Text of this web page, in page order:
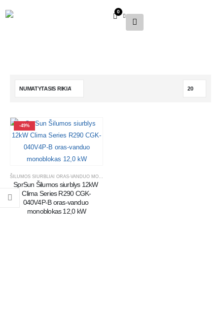
0
-49%
SprSun Šilumos siurblys 12kW
Clima Series R290 CGK-
040V4P-B oras-vanduo
monoblokas 12,0 kW